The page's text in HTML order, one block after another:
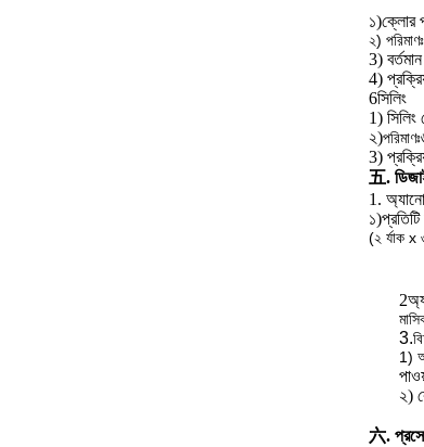
১)ক্লোর
২)
3)
4)
6সিলিং
1) সিলিং
২)পরিমাণঃ
3)
五.
1.
১)
(২ র্যাক x
3.
1)
২)
六.